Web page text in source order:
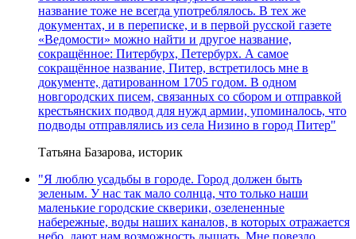
название тоже не всегда употреблялось. В тех же
документах, и в переписке, и в первой русской газете
«Ведомости» можно найти и другое название,
сокращённое: Питербурх, Петербурх. А самое
сокращённое название, Питер, встретилось мне в
документе, датированном 1705 годом. В одном
новгородских писем, связанных со сбором и отправкой
крестьянских подвод для нужд армии, упоминалось, что
подводы отправлялись из села Низино в город Питер"
Татьяна Базарова, историк
"Я люблю усадьбы в городе. Город должен быть
зеленым. У нас так мало солнца, что только наши
маленькие городские скверики, озелененные
набережные, воды наших каналов, в которых отражается
небо, дают нам возможность дышать. Мне повезло,